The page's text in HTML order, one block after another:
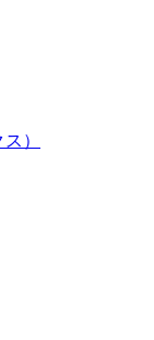
）